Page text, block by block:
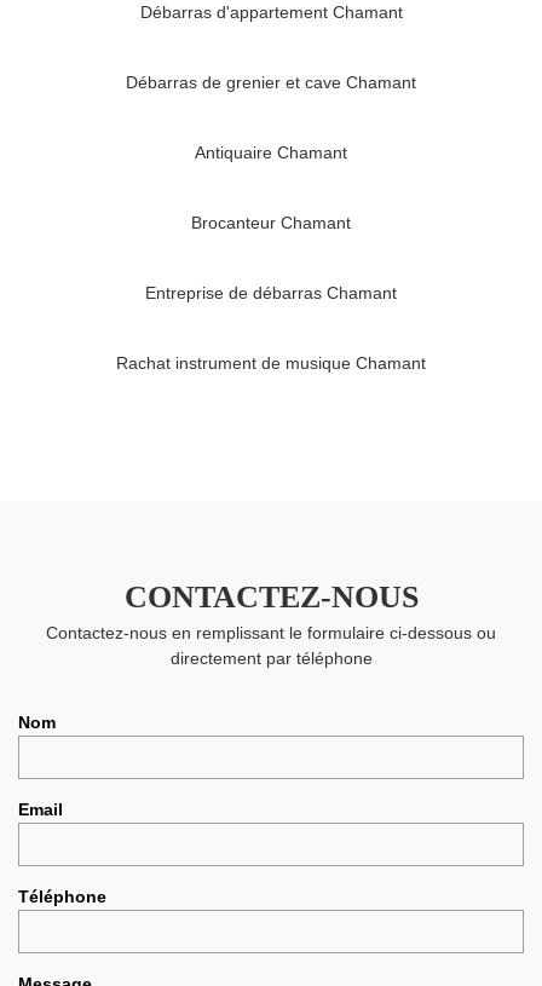
Débarras d'appartement Chamant
Débarras de grenier et cave Chamant
Antiquaire Chamant
Brocanteur Chamant
Entreprise de débarras Chamant
Rachat instrument de musique Chamant
CONTACTEZ-NOUS
Contactez-nous en remplissant le formulaire ci-dessous ou
directement par téléphone
Nom
Email
Téléphone